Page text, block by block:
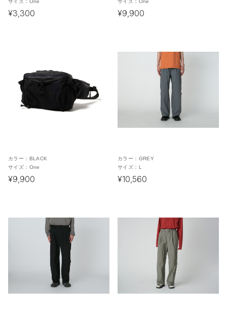
¥3,300 ¥9,900
カラー： BLACK
サイズ： One
¥9,900
カラー： GREY
サイズ： L
¥10,560